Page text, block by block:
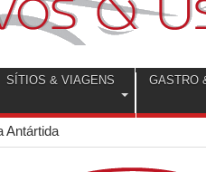
SÍTIOS & VIAGENS GASTRO
Antártida